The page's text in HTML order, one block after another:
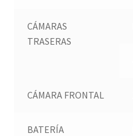
CÁMARAS
TRASERAS
CÁMARA FRONTAL
BATERÍA